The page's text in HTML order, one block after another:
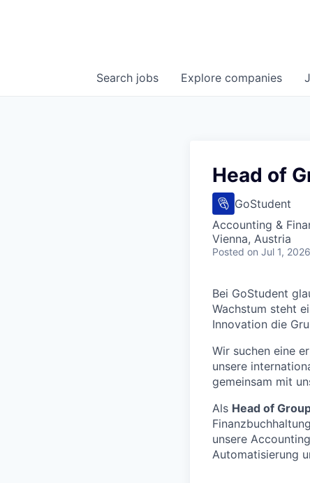
Search jobs Explore companies
Head of
GoStudent
Accounting &
Vienna, Austria
Posted on Jul 1, 2026
Bei GoStudent
Wachstum steht
Innovation die
Wir suchen eine
unsere
gemeinsam mit
Als Head of
unsere
Automatisierung